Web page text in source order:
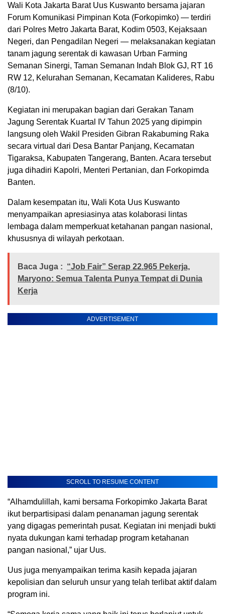
Wali Kota Jakarta Barat Uus Kuswanto bersama jajaran
Forum Komunikasi Pimpinan Kota (Forkopimko) — terdiri
dari Polres Metro Jakarta Barat, Kodim 0503, Kejaksaan
Negeri, dan Pengadilan Negeri — melaksanakan kegiatan
tanam jagung serentak di kawasan Urban Farming
Semanan Sinergi, Taman Semanan Indah Blok GJ, RT 16
RW 12, Kelurahan Semanan, Kecamatan Kalideres, Rabu
(8/10).
Kegiatan ini merupakan bagian dari Gerakan Tanam
Jagung Serentak Kuartal IV Tahun 2025 yang dipimpin
langsung oleh Wakil Presiden Gibran Rakabuming Raka
secara virtual dari Desa Bantar Panjang, Kecamatan
Tigaraksa, Kabupaten Tangerang, Banten. Acara tersebut
juga dihadiri Kapolri, Menteri Pertanian, dan Forkopimda
Banten.
Dalam kesempatan itu, Wali Kota Uus Kuswanto
menyampaikan apresiasinya atas kolaborasi lintas
lembaga dalam memperkuat ketahanan pangan nasional,
khususnya di wilayah perkotaan.
Baca Juga : “Job Fair” Serap 22.965 Pekerja,
Maryono: Semua Talenta Punya Tempat di Dunia
Kerja
ADVERTISEMENT
SCROLL TO RESUME CONTENT
“Alhamdulillah, kami bersama Forkopimko Jakarta Barat
ikut berpartisipasi dalam penanaman jagung serentak
yang digagas pemerintah pusat. Kegiatan ini menjadi bukti
nyata dukungan kami terhadap program ketahanan
pangan nasional,” ujar Uus.
Uus juga menyampaikan terima kasih kepada jajaran
kepolisian dan seluruh unsur yang telah terlibat aktif dalam
program ini.